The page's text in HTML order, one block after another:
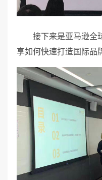
接下来是亚马逊全球
享如何快速打造国际品